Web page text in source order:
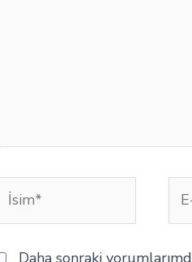
İsim*
Daha sonraki